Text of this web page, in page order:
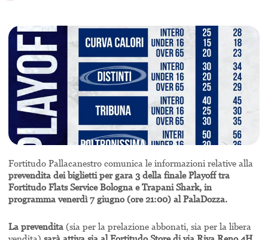
Fortitudo Pallacanestro comunica le informazioni relative alla
prevendita dei biglietti per gara 3 della finale Playoff tra
Fortitudo Flats Service Bologna e Trapani Shark, in
programma venerdì 7 giugno (ore 21:00) al PalaDozza.
La prevendita (sia per la prelazione abbonati, sia per la libera